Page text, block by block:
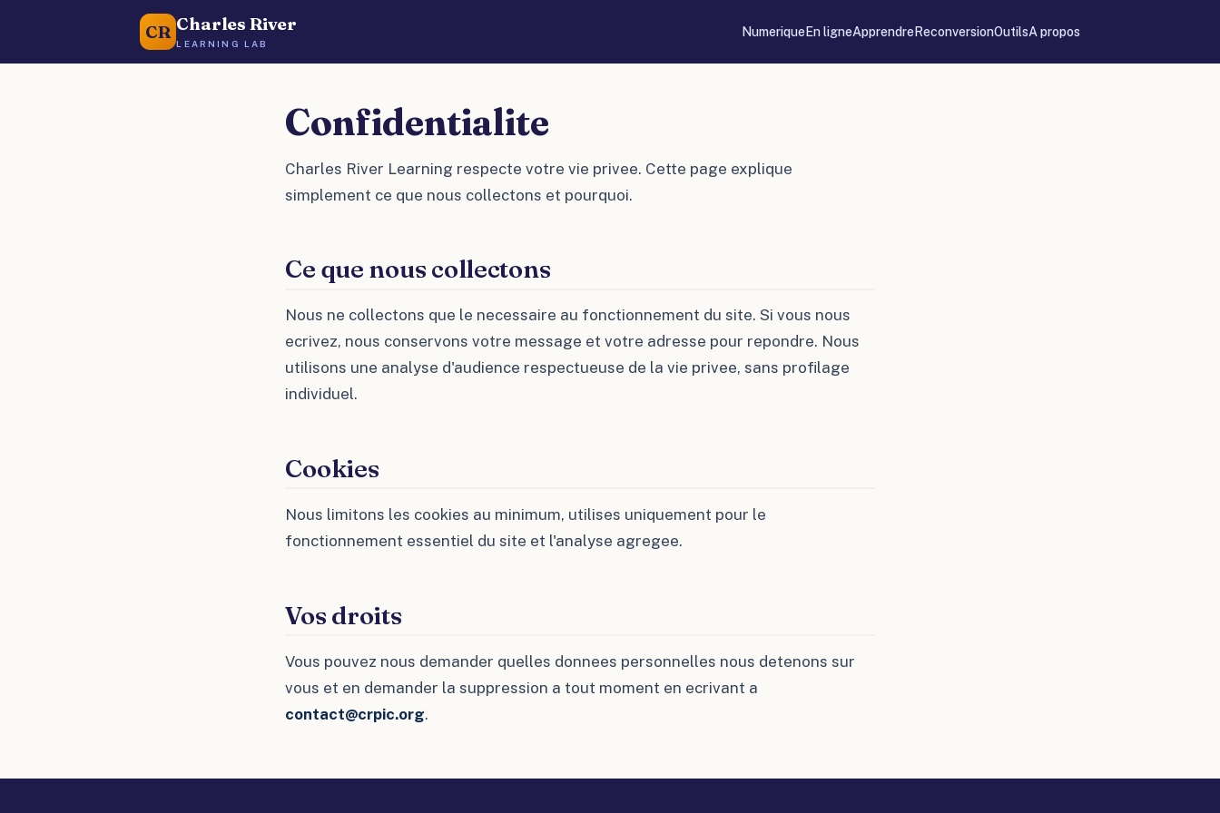
CR Charles River
LEARNING LAB
NumeriqueEn ligneApprendreReconversionOutilsA propos
Confidentialite
Charles River Learning respecte votre vie privee. Cette page explique
simplement ce que nous collectons et pourquoi.
Ce que nous collectons
Nous ne collectons que le necessaire au fonctionnement du site. Si vous nous
ecrivez, nous conservons votre message et votre adresse pour repondre. Nous
utilisons une analyse d'audience respectueuse de la vie privee, sans profilage
individuel.
Cookies
Nous limitons les cookies au minimum, utilises uniquement pour le
fonctionnement essentiel du site et l'analyse agregee.
Vos droits
Vous pouvez nous demander quelles donnees personnelles nous detenons sur
vous et en demander la suppression a tout moment en ecrivant a
contact@crpic.org.